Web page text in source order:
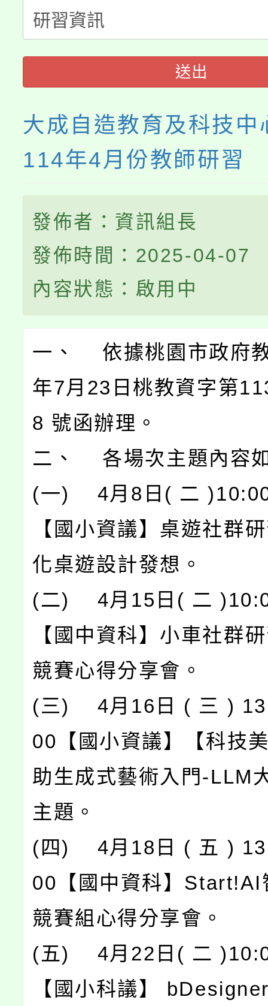
代理(課)教師甄選結果(
公告本校115學年度第
代理(課)教師甄選結果(
轉知中國文化大學推廣
《TA101》溝通分析基
程，歡迎學生輔導中心
心理、諮商輔導、社會
系所師生報名參加。
送出
大成自造教育及科技中
114年4月份教師研習
發佈者：資訊組長
發佈時間：2025-04-07
內容狀態：啟用中
一、 依據桃園市政府
年7月23日桃教資字第
8 號函辦理。
二、 各場次主題內容
(一) 4月8日( 二
【國小資議】桌遊社群
化桌遊設計發想。
(二) 4月15日( 二
【國中資科】小車社群
競賽心得分享會。
(三) 4月16日 ( 三 )
00【國小資議】【科技
助生成式藝術入門-LLM
主題。
(四) 4月18日 ( 五 )
00【國中資科】Start!AI
競賽組心得分享會。
(五) 4月22日( 二
【國小科議】